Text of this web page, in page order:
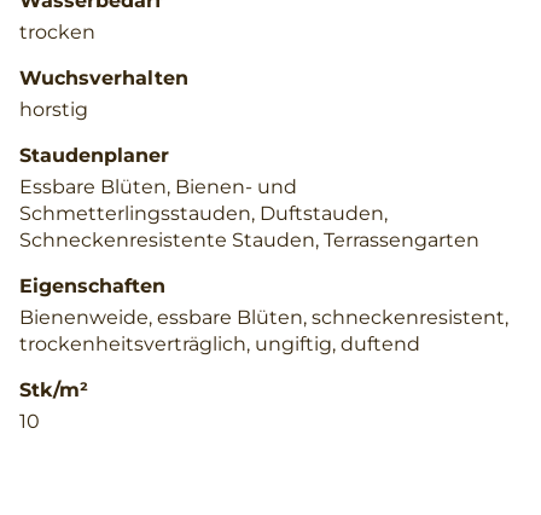
trocken
Wuchsverhalten
horstig
Staudenplaner
Essbare Blüten, Bienen- und
Schmetterlingsstauden, Duftstauden,
Schneckenresistente Stauden, Terrassengarten
Eigenschaften
Bienenweide, essbare Blüten, schneckenresistent,
trockenheitsverträglich, ungiftig, duftend
Stk/m²
10